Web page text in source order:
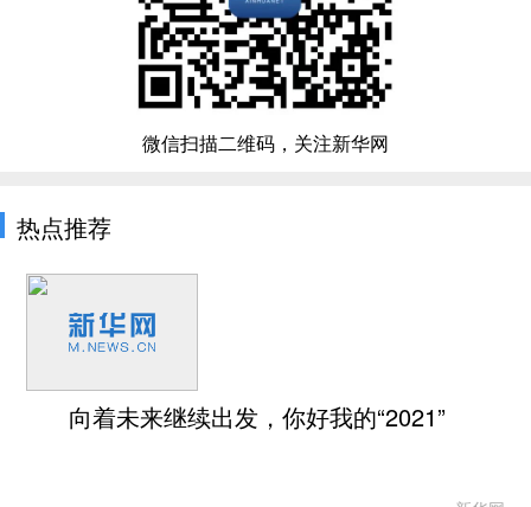
微信扫描二维码，关注新华网
热点推荐
向着未来继续出发，你好我的“2021”